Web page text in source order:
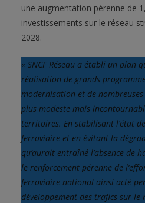
une augmentation pérenne de
investissements sur le réseau
2028.
« SNCF Réseau a établi un plan
réalisation de grands
modernisation et de
plus modeste mais
territoires. En stabilisant l’état
ferroviaire et en évitant la
qu’aurait entraîné l’absence de
le renforcement pérenne de
ferroviaire national ainsi acté
développement des trafics sur le